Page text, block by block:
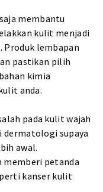
membantu
kulit menjadi
Produk lembapan
pastikan pilih
kimia
anda.
pada kulit wajah
dermatologi supaya
awal.
petanda
kanser kulit